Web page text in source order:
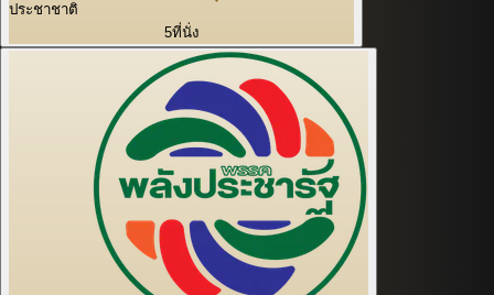
ประชาชาติ
5ที่นั่ง